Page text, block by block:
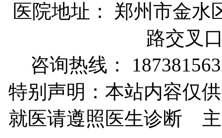
医院地址： 郑州市金水
路交叉
咨询热线：
特别声明：本站内容仅
就医请遵照医生诊断